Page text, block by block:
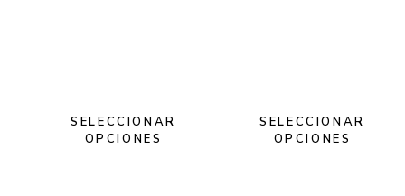
SELECCIONAR
OPCIONES
SELECCIONAR
OPCIONES